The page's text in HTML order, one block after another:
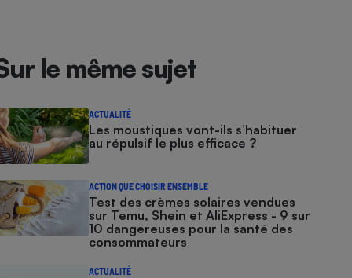
le même sujet
ACTUALITÉ
Les moustiques vont-ils s’habituer
au répulsif le plus efficace ?
ACTION QUE CHOISIR ENSEMBLE
Test des crèmes solaires vendues
sur Temu, Shein et AliExpress - 9 sur
10 dangereuses pour la santé des
consommateurs
ACTUALITÉ